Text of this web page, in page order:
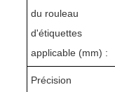
du rouleau
d'étiquettes
applicable (mm) :
Précision